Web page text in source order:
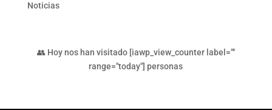
Noticias
👥 Hoy nos han visitado [iawp_view_counter label=""
range="today"] personas